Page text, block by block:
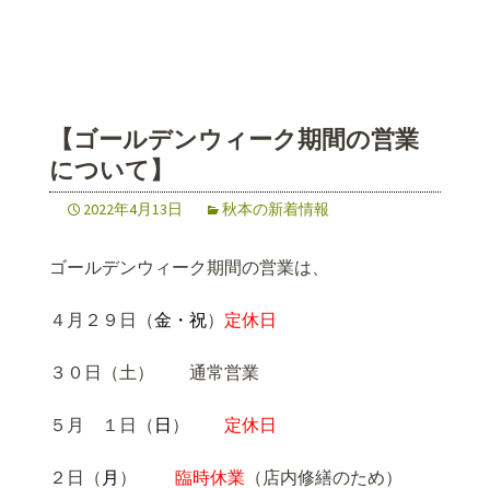
【ゴールデンウィーク期間の営業
について】
2022年4月13日 秋本の新着情報
ゴールデンウィーク期間の営業は、
４月２９日（金・祝） 定休日
３０日（土） 通常営業
５月 １日（ 日 ） 定休日
２日（ 月 ） 臨時休業 （店内修繕のため）